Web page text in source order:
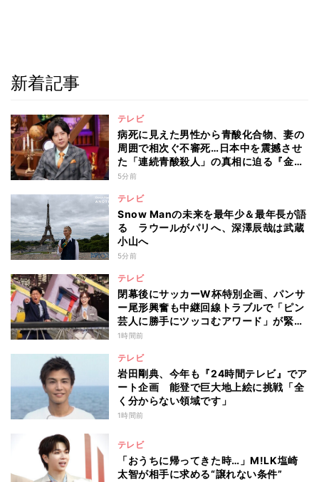
新着記事
テレビ
病死に見えた男性から青酸化合物、妻の
周囲で相次ぐ不審死…日本中を震撼させ
た「連続青酸殺人」の真相に迫る『金曜
ミステリークラブ!!!』
5分前
テレビ
Snow Manの未来を最年少＆最年長が語
る ラウールがパリへ、深澤辰哉は武蔵
小山へ
5分前
テレビ
閉幕後にサッカーW杯特別企画、パンサ
ー尾形興奮も中継回線トラブルで「ピン
芸人に勝手にツッコむアワード」が緊急
開幕『脱力タイムズ』
1時間前
テレビ
岩田剛典、今年も『24時間テレビ』でア
ート企画 能登で巨大地上絵に挑戦「全
く分からない領域です」
1時間前
テレビ
「おうちに帰ってきた時…」M!LK塩崎
太智が相手に求める“譲れない条件”